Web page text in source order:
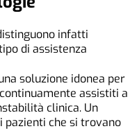
infatti
di assistenza
soluzione idonea per
assistiti a
clinica. Un
pazienti che si trovano